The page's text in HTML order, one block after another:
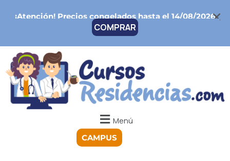
¡Atención!Precios congelados hasta el 14/08/2026
COMPRAR
Menú
CAMPUS